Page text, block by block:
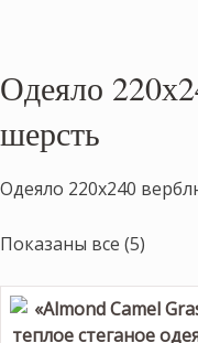
Одеяло
шерсть
Одеяло 220х240
Показаны все (5)